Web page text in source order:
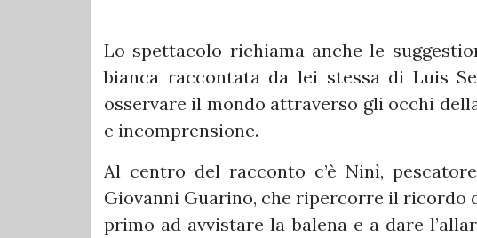
Lo spettacolo richiama anche le
bianca raccontata da lei stessa di Luis
osservare il mondo attraverso gli occhi
e incomprensione.
Al centro del racconto c’è Ninì,
Giovanni Guarino, che ripercorre il ricordo
primo ad avvistare la balena e a dare